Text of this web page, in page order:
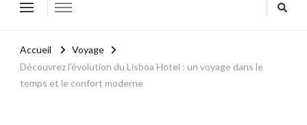
Accueil
Voyage
Découvrez l’évolution du Lisboa Hotel : un voyage dans le
temps et le confort moderne